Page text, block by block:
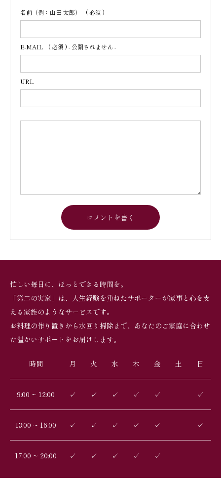
名前（例：山田 太郎） ( 必須 )
E-MAIL ( 必須 ) - 公開されません -
URL
忙しい毎日に、ほっとできる時間を。
「第二の実家」は、人生経験を重ねたサポーターが家事と心を支
える家族のようなサービスです。
お料理の作り置きから水回り掃除まで、あなたのご家庭に合わせ
た温かいサポートをお届けします。
時間 月 火 水 木 金 土 日
9:00 ~ 12:00 ✓ ✓ ✓ ✓ ✓ ✓
13:00 ~ 16:00 ✓ ✓ ✓ ✓ ✓ ✓
17:00 ~ 20:00 ✓ ✓ ✓ ✓ ✓